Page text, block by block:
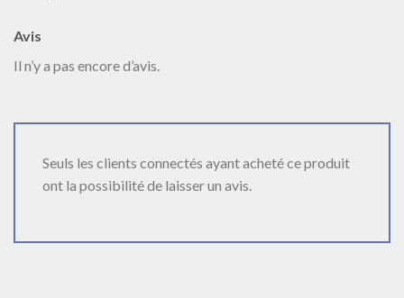
Avis
Il n’y a pas encore d’avis.
Seuls les clients connectés ayant acheté ce produit
ont la possibilité de laisser un avis.